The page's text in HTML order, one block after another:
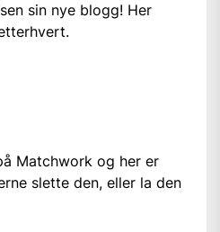
sin nye blogg! Her
Matchwork og her er
slette den, eller la den